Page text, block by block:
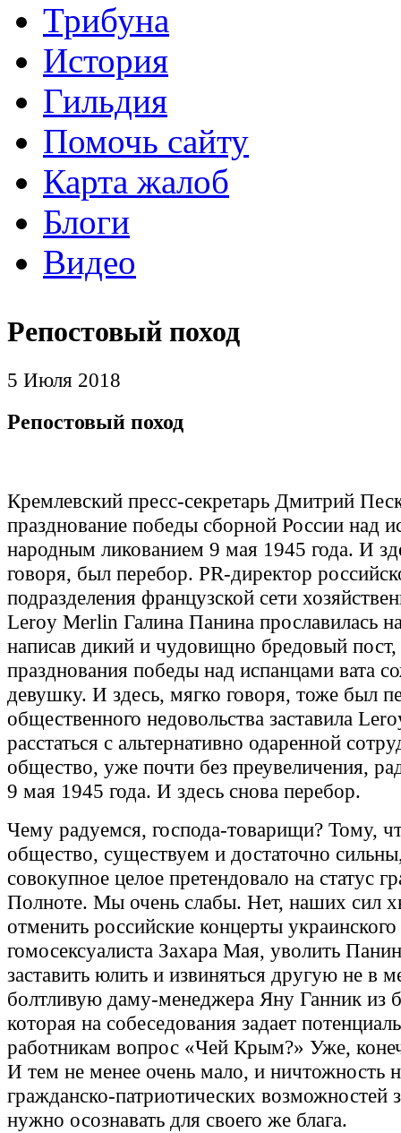
Трибуна
История
Гильдия
Помочь сайту
Карта жалоб
Блоги
Видео
Репостовый поход
5 Июля 2018
Репостовый поход
Кремлевский пресс-секретарь Дмитрий
празднование победы сборной России над
народным ликованием 9 мая 1945 года. И
говоря, был перебор. PR-директор
подразделения французской сети
Leroy Merlin Галина Панина прославилась
написав дикий и чудовищно бредовый
празднования победы над испанцами вата
девушку. И здесь, мягко говоря, тоже был
общественного недовольства заставила
расстаться с альтернативно одаренной
общество, уже почти без преувеличения,
9 мая 1945 года. И здесь снова перебор.
Чему радуемся, господа-товарищи? Тому,
общество, существуем и достаточно
совокупное целое претендовало на статус
Полноте. Мы очень слабы. Нет, наших сил
отменить российские концерты
гомосексуалиста Захара Мая, уволить
заставить юлить и извиняться другую не в
болтливую даму-менеджера Яну Ганник из
которая на собеседования задает
работникам вопрос «Чей Крым?» Уже,
И тем не менее очень мало, и ничтожность
гражданско-патриотических возможностей
нужно осознавать для своего же блага.